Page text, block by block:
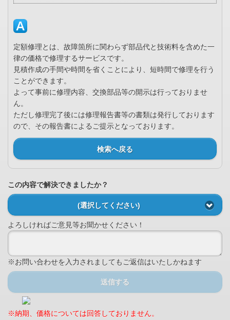
定額修理とは、故障箇所に関わらず部品代と技術料を含めた一
律の価格で修理するサービスです。
見積作成の手間や時間を省くことにより、短時間で修理を行う
ことができます。
よって事前に修理内容、交換部品等の開示は行っておりませ
ん。
ただし修理完了後には修理報告書等の書類は発行しております
ので、その報告書によるご提示となっております。
検索へ戻る
この内容で解決できましたか？
(選択してください)
よろしければご意見等お聞かせください！
※お問い合わせを入力されましてもご返信はいたしかねます
送信する
※納期、価格については回答しておりません。